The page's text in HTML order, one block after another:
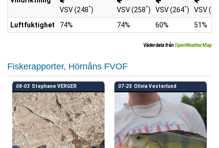
VSV (248°) VSV (258°) VSV (264°)
VSV
Luftfuktighet
74% 74% 60% 51%
Väderdata frånOpenWeatherMap
Fiskerapporter, Hörnåns FVOF
08-03 Stephane VERGER 07-25 Olivia Vesterlund